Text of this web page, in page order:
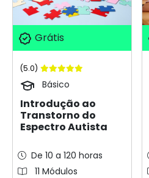
Grátis
(5.0)
Básico
Introdução ao
Transtorno do
Espectro Autista
De 10 a 120 horas
11 Módulos